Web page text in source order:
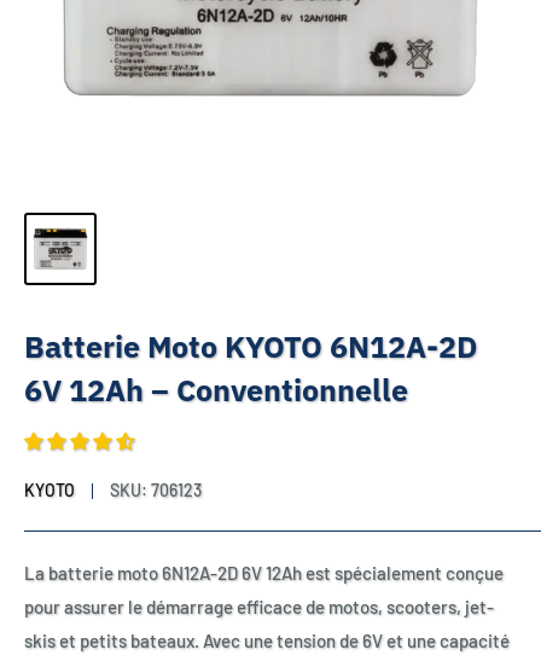
Batterie Moto KYOTO 6N12A-2D
6V 12Ah – Conventionnelle
KYOTO SKU: 706123
La batterie moto 6N12A-2D 6V 12Ah est spécialement conçue
pour assurer le démarrage efficace de motos, scooters, jet-
skis et petits bateaux. Avec une tension de 6V et une capacité